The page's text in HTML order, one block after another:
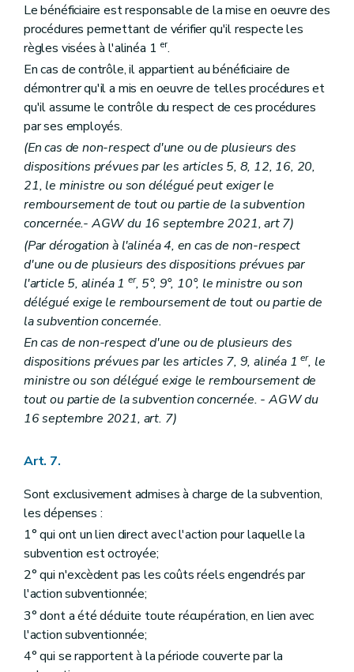
Le bénéficiaire est responsable de la mise en oeuvre des
procédures permettant de vérifier qu'il respecte les
règles visées àl'alinéa 1 er.
En cas de contrôle, il appartient au bénéficiaire de
démontrer qu'il a mis en oeuvre de telles procédures et
qu'il assume le contrôle du respect de ces procédures
par ses employés.
(En cas de non-respect d'une ou de plusieurs des
dispositions prévues par les articles 5, 8, 12, 16, 20,
21, le ministre ou son délégué peut exiger le
remboursement de tout ou partie de la subvention
concernée.- AGW du 16 septembre 2021, art 7)
(Par dérogation à l'alinéa 4, en cas de non-respect
d'une ou de plusieurs des dispositions prévues par
l'article 5, alinéa 1er, 5°, 9°, 10°, le ministre ou son
délégué exige le remboursement de tout ou partie de
la subvention concernée.
En cas de non-respect d'une ou de plusieurs des
dispositions prévues par les articles 7, 9, alinéa 1er, le
ministre ou son délégué exige le remboursement de
tout ou partie de la subvention concernée. - AGW du
16 septembre 2021, art. 7)
Art. 7.
Sont exclusivement admises à charge de la subvention,
les dépenses :
1° qui ont un lien direct avec l'action pour laquelle la
subvention est octroyée;
2° qui n'excèdent pas les coûts réels engendrés par
l'action subventionnée;
3° dont a été déduite toute récupération, en lien avec
l'action subventionnée;
4° qui se rapportent à la période couverte par la